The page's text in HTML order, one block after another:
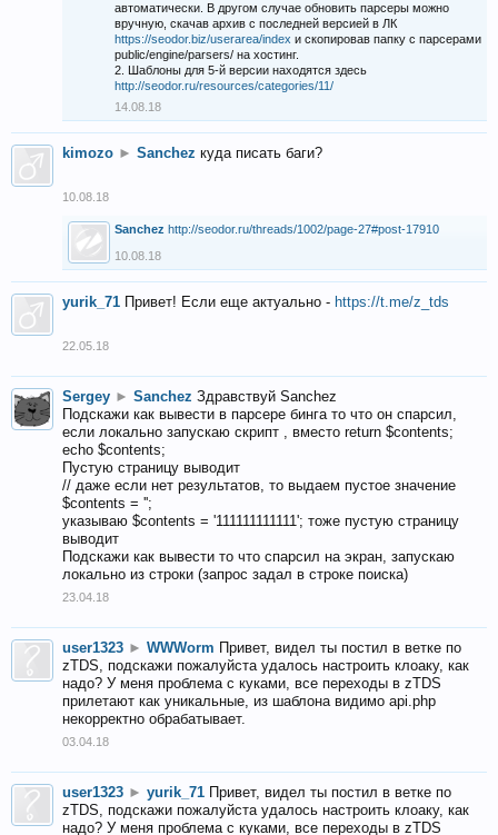
автоматически. В другом случае обновить парсеры можно
вручную, скачав архив с последней версией в ЛК
https://seodor.biz/userarea/index и скопировав папку с парсерами
public/engine/parsers/ на хостинг.
2. Шаблоны для 5-й версии находятся здесь
http://seodor.ru/resources/categories/11/
14.08.18
kimozo ► Sanchez куда писать баги?
10.08.18
Sanchez http://seodor.ru/threads/1002/page-27#post-17910
10.08.18
yurik_71 Привет! Если еще актуально - https://t.me/z_tds
22.05.18
Sergey ► Sanchez Здравствуй Sanchez
Подскажи как вывести в парсере бинга то что он спарсил,
если локально запускаю скрипт , вместо return $contents;
echo $contents;
Пустую страницу выводит
// даже если нет результатов, то выдаем пустое значение
$contents = '';
указываю $contents = '111111111111'; тоже пустую страницу
выводит
Подскажи как вывести то что спарсил на экран, запускаю
локально из строки (запрос задал в строке поиска)
23.04.18
user1323 ► WWWorm Привет, видел ты постил в ветке по
zTDS, подскажи пожалуйста удалось настроить клоаку, как
надо? У меня проблема с куками, все переходы в zTDS
прилетают как уникальные, из шаблона видимо api.php
некорректно обрабатывает.
03.04.18
user1323 ► yurik_71 Привет, видел ты постил в ветке по
zTDS, подскажи пожалуйста удалось настроить клоаку, как
надо? У меня проблема с куками, все переходы в zTDS